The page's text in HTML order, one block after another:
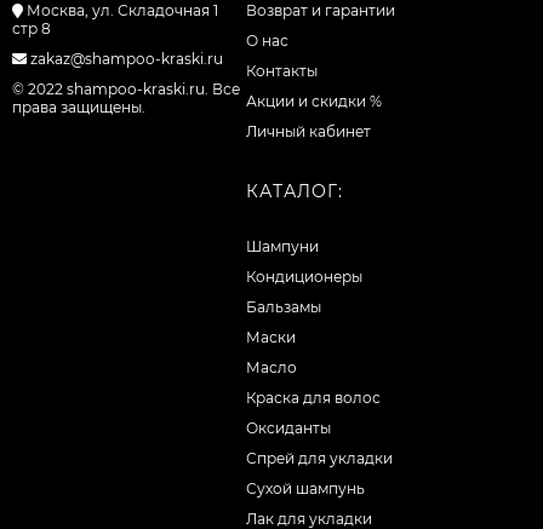
Москва, ул. Складочная 1
стр 8
zakaz@shampoo-kraski.ru
© 2022 shampoo-kraski.ru. Все
права защищены.
Возврат и гарантии
О нас
Контакты
Акции и скидки %
Личный кабинет
КАТАЛОГ:
Шампуни
Кондиционеры
Бальзамы
Маски
Масло
Краска для волос
Оксиданты
Спрей для укладки
Сухой шампунь
Лак для укладки